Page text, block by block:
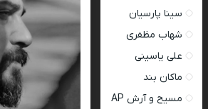
سینا پارسیان
شهاب مظفری
علی یاسینی
ماکان بند
مسیح و آرش AP